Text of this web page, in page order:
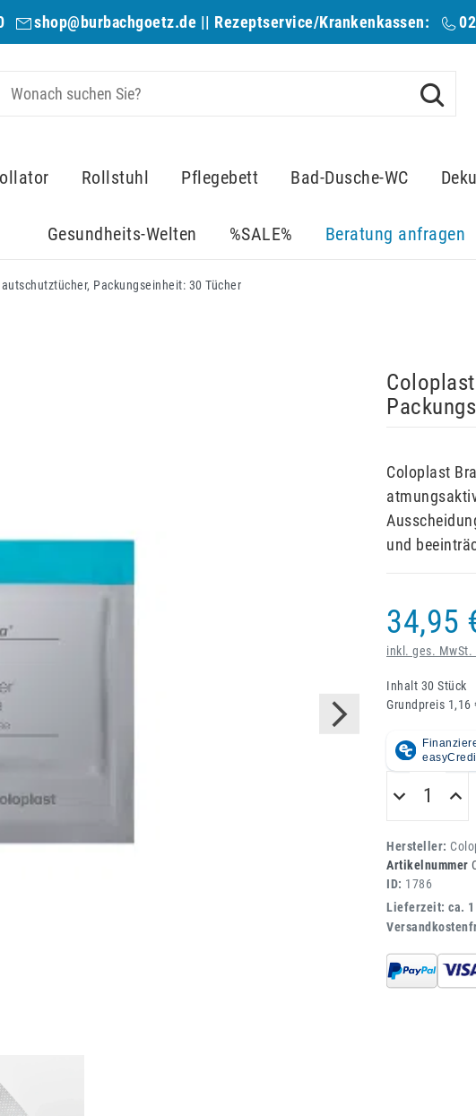
shop@burbachgoetz.de || Rezeptservice/Krankenkassen:
Rollstuhl Pflegebett Bad-Dusche-WC
Gesundheits-Welten %SALE% Beratung anfragen
Packungseinheit: 30 Tücher
Coloplast
und
34,95
inkl. ges. MwSt.
Inhalt 30 Stück
Grundpreis 1,16
Hersteller:
Artikelnummer
ID: 1786
Lieferzeit: ca. 1